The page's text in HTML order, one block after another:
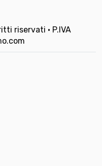
riservati • P.IVA